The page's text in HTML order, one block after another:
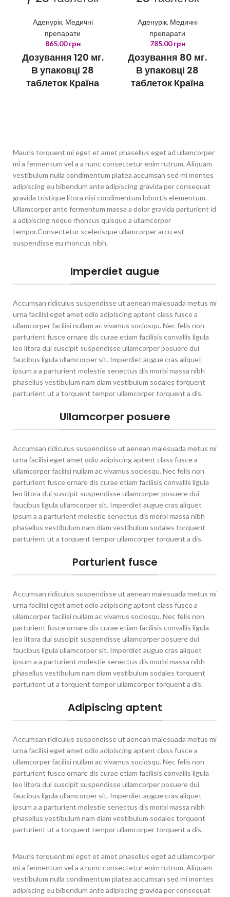
Аденурік, Медичні
препарати
865.00грн
Дозування 120 мг.
В упаковці 28
таблеток Країна
Аденурік, Медичні
препарати
785.00грн
Дозування 80 мг.
В упаковці 28
таблеток Країна
Mauris torquent mi eget et amet phasellus eget ad ullamcorper
mi a fermentum vel a a nunc consectetur enim rutrum. Aliquam
vestibulum nulla condimentum platea accumsan sed mi montes
adipiscing eu bibendum ante adipiscing gravida per consequat
gravida tristique litora nisi condimentum lobortis elementum.
Ullamcorper ante fermentum massa a dolor gravida parturient id
a adipiscing neque rhoncus quisque a ullamcorper
tempor.Consectetur scelerisque ullamcorper arcu est
suspendisse eu rhoncus nibh.
Imperdiet augue
Accumsan ridiculus suspendisse ut aenean malesuada metus mi
urna facilisi eget amet odio adipiscing aptent class fusce a
ullamcorper facilisi nullam ac vivamus sociosqu. Nec felis non
parturient fusce ornare dis curae etiam facilisis convallis ligula
leo litora dui suscipit suspendisse ullamcorper posuere dui
faucibus ligula ullamcorper sit. Imperdiet augue cras aliquet
ipsum a a parturient molestie senectus dis morbi massa nibh
phasellus vestibulum nam diam vestibulum sodales torquent
parturient ut a torquent tempor ullamcorper torquent a dis.
Ullamcorper posuere
Accumsan ridiculus suspendisse ut aenean malesuada metus mi
urna facilisi eget amet odio adipiscing aptent class fusce a
ullamcorper facilisi nullam ac vivamus sociosqu. Nec felis non
parturient fusce ornare dis curae etiam facilisis convallis ligula
leo litora dui suscipit suspendisse ullamcorper posuere dui
faucibus ligula ullamcorper sit. Imperdiet augue cras aliquet
ipsum a a parturient molestie senectus dis morbi massa nibh
phasellus vestibulum nam diam vestibulum sodales torquent
parturient ut a torquent tempor ullamcorper torquent a dis.
Parturient fusce
Accumsan ridiculus suspendisse ut aenean malesuada metus mi
urna facilisi eget amet odio adipiscing aptent class fusce a
ullamcorper facilisi nullam ac vivamus sociosqu. Nec felis non
parturient fusce ornare dis curae etiam facilisis convallis ligula
leo litora dui suscipit suspendisse ullamcorper posuere dui
faucibus ligula ullamcorper sit. Imperdiet augue cras aliquet
ipsum a a parturient molestie senectus dis morbi massa nibh
phasellus vestibulum nam diam vestibulum sodales torquent
parturient ut a torquent tempor ullamcorper torquent a dis.
Adipiscing aptent
Accumsan ridiculus suspendisse ut aenean malesuada metus mi
urna facilisi eget amet odio adipiscing aptent class fusce a
ullamcorper facilisi nullam ac vivamus sociosqu. Nec felis non
parturient fusce ornare dis curae etiam facilisis convallis ligula
leo litora dui suscipit suspendisse ullamcorper posuere dui
faucibus ligula ullamcorper sit. Imperdiet augue cras aliquet
ipsum a a parturient molestie senectus dis morbi massa nibh
phasellus vestibulum nam diam vestibulum sodales torquent
parturient ut a torquent tempor ullamcorper torquent a dis.
Mauris torquent mi eget et amet phasellus eget ad ullamcorper
mi a fermentum vel a a nunc consectetur enim rutrum. Aliquam
vestibulum nulla condimentum platea accumsan sed mi montes
adipiscing eu bibendum ante adipiscing gravida per consequat